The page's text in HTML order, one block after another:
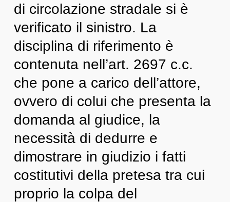
di circolazione stradale si è
verificato il sinistro. La
disciplina di riferimento è
contenuta nell’art. 2697 c.c.
che pone a carico dell’attore,
ovvero di colui che presenta la
domanda al giudice, la
necessità di dedurre e
dimostrare in giudizio i fatti
costitutivi della pretesa tra cui
proprio la colpa del